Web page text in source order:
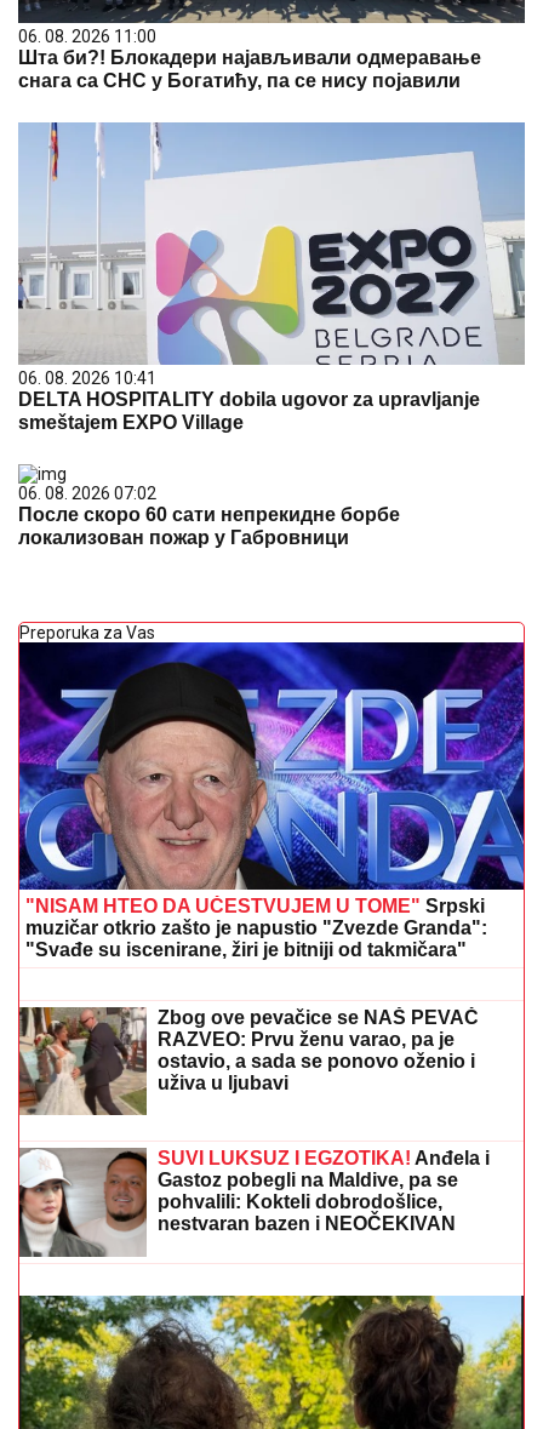
06. 08. 2026 11:00
Шта би?! Блокадери најављивали одмеравање
снага са СНС у Богатићу, па се нису појавили
06. 08. 2026 10:41
DELTA HOSPITALITY dobila ugovor za upravljanje
smeštajem EXPO Village
06. 08. 2026 07:02
После скоро 60 сати непрекидне борбе
локализован пожар у Габровници
Preporuka za Vas
"NISAM HTEO DA UČESTVUJEM U TOME" Srpski
muzičar otkrio zašto je napustio "Zvezde Granda":
"Svađe su iscenirane, žiri je bitniji od takmičara"
PREKRILA RUSIJU!Nebo se zacrnelo,
snimcak ledi krv u žilama
ostavio, a sada se ponovo oženio i
uživa u ljubavi